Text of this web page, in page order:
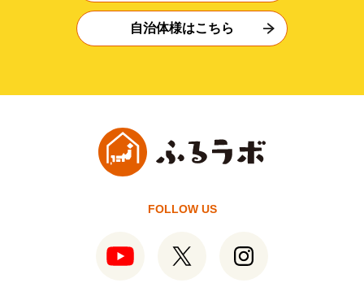
自治体様はこちら
FOLLOW US